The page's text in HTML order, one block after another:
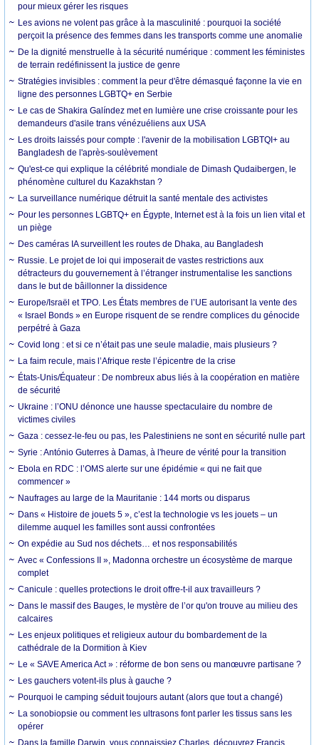
pour mieux gérer les risques
Les avions ne volent pas grâce à la masculinité : pourquoi la société
perçoit la présence des femmes dans les transports comme une anomalie
De la dignité menstruelle à la sécurité numérique : comment les féministes
de terrain redéfinissent la justice de genre
Stratégies invisibles : comment la peur d'être démasqué façonne la vie en
ligne des personnes LGBTQ+ en Serbie
Le cas de Shakira Galíndez met en lumière une crise croissante pour les
demandeurs d'asile trans vénézuéliens aux USA
Les droits laissés pour compte : l'avenir de la mobilisation LGBTQI+ au
Bangladesh de l'après-soulèvement
Qu'est-ce qui explique la célébrité mondiale de Dimash Qudaibergen, le
phénomène culturel du Kazakhstan ?
La surveillance numérique détruit la santé mentale des activistes
Pour les personnes LGBTQ+ en Égypte, Internet est à la fois un lien vital et
un piège
Des caméras IA surveillent les routes de Dhaka, au Bangladesh
Russie. Le projet de loi qui imposerait de vastes restrictions aux
détracteurs du gouvernement à l’étranger instrumentalise les sanctions
dans le but de bâillonner la dissidence
Europe/Israël et TPO. Les États membres de l’UE autorisant la vente des
« Israel Bonds » en Europe risquent de se rendre complices du génocide
perpétré à Gaza
Covid long : et si ce n’était pas une seule maladie, mais plusieurs ?
La faim recule, mais l’Afrique reste l’épicentre de la crise
États-Unis/Équateur : De nombreux abus liés à la coopération en matière
de sécurité
Ukraine : l’ONU dénonce une hausse spectaculaire du nombre de
victimes civiles
Gaza : cessez-le-feu ou pas, les Palestiniens ne sont en sécurité nulle part
Syrie : António Guterres à Damas, à l'heure de vérité pour la transition
Ebola en RDC : l’OMS alerte sur une épidémie « qui ne fait que
commencer »
Naufrages au large de la Mauritanie : 144 morts ou disparus
Dans « Histoire de jouets 5 », c’est la technologie vs les jouets – un
dilemme auquel les familles sont aussi confrontées
On expédie au Sud nos déchets… et nos responsabilités
Avec « Confessions II », Madonna orchestre un écosystème de marque
complet
Canicule : quelles protections le droit offre-t-il aux travailleurs ?
Dans le massif des Bauges, le mystère de l’or qu'on trouve au milieu des
calcaires
Les enjeux politiques et religieux autour du bombardement de la
cathédrale de la Dormition à Kiev
Le « SAVE America Act » : réforme de bon sens ou manœuvre partisane ?
Les gauchers votent-ils plus à gauche ?
Pourquoi le camping séduit toujours autant (alors que tout a changé)
La sonobiopsie ou comment les ultrasons font parler les tissus sans les
opérer
Dans la famille Darwin, vous connaissiez Charles, découvrez Francis